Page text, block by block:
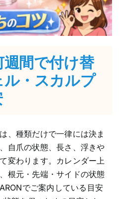
間で付け替
ル・スカルプ
、種類だけで一律には決ま
自爪の状態、長さ、浮きや
変わります。カレンダー上
根元・先端・サイドの状態
でご案内している目安